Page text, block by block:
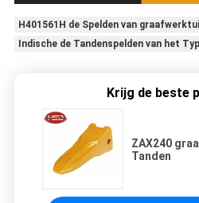
H401561H de Spelden van
Indische de Tandenspelden van het
Krijg de beste
ZAX240
Tanden